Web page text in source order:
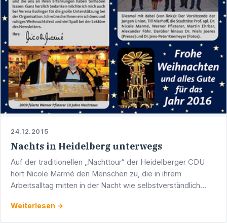
24.12.2015
Nachts in Heidelberg unterwegs
Auf der traditionellen „Nachttour“ der Heidelberger CDU
hört Nicole Marmé den Menschen zu, die in ihrem
Arbeitsalltag mitten in der Nacht wie selbstverständlich
…
Weiterlesen →